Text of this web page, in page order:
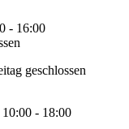
- 16:00
geschlossen
- 18:00